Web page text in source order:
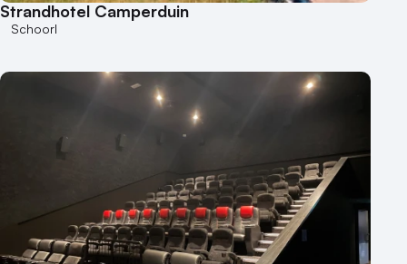
Strandhotel Camperduin
Schoorl